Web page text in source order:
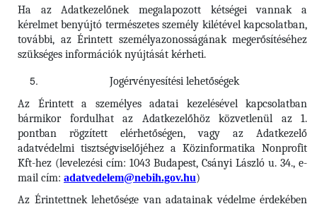
Ha az Adatkezelőnek megalapozott kétségei vannak a
kérelmet benyújtó természetes személy kilétével kapcsolatban,
további, az Érintett személyazonosságának megerősítéséhez
szükséges információk nyújtását kérheti.
Jogérvényesítési lehetőségek
Az Érintett a személyes adatai kezelésével kapcsolatban
bármikor fordulhat az Adatkezelőhöz közvetlenül az 1.
pontban rögzített elérhetőségen, vagy az Adatkezelő
adatvédelmi tisztségviselőjéhez a Közinformatika Nonprofit
Kft-hez (levelezési cím: 1043 Budapest, Csányi László u. 34., e-
mail cím: adatvedelem@nebih.gov.hu)
Az Érintettnek lehetősége van adatainak védelme érdekében